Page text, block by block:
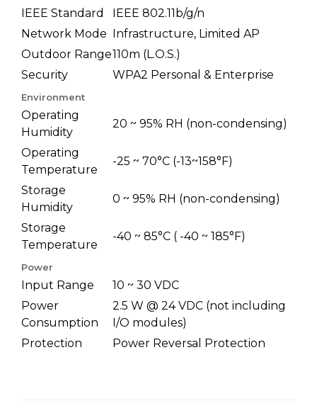
IEEE Standard
IEEE 802.11b/g/n
Network Mode Infrastructure, Limited AP
Outdoor Range110m (L.O.S.)
Security
WPA2 Personal & Enterprise
Environment
Operating
Humidity
20 ~ 95% RH (non-condensing)
Operating
Temperature
-25 ~ 70°C (-13~158°F)
Storage
Humidity
0 ~ 95% RH (non-condensing)
Storage
Temperature
-40 ~ 85°C ( -40 ~ 185°F)
Power
Input Range
10 ~ 30 VDC
Power
Consumption
2.5 W @ 24 VDC (not including
I/O modules)
Protection
Power Reversal Protection